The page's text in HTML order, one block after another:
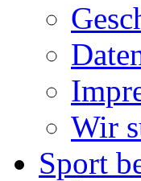
Wir
Sport